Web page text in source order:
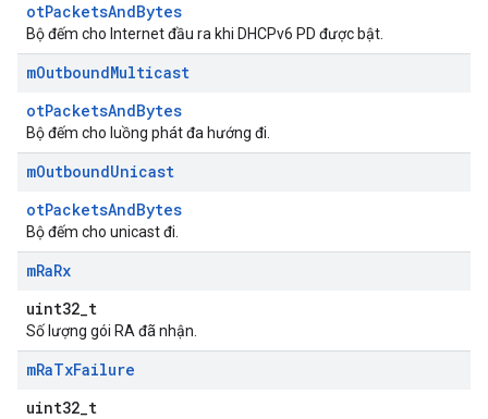
otPacketsAndBytes
Bộ đếm cho Internet đầu ra khi DHCPv6 PD được bật.
mOutboundMulticast
otPacketsAndBytes
Bộ đếm cho luồng phát đa hướng đi.
mOutboundUnicast
otPacketsAndBytes
Bộ đếm cho unicast đi.
mRaRx
uint32_t
Số lượng gói RA đã nhận.
mRaTxFailure
uint32_t